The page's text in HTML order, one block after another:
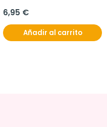
6,95 €
Añadir al carrito